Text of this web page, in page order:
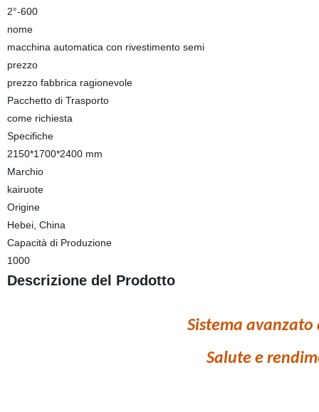
2°-600
nome
macchina automatica con rivestimento semi
prezzo
prezzo fabbrica ragionevole
Pacchetto di Trasporto
come richiesta
Specifiche
2150*1700*2400 mm
Marchio
kairuote
Origine
Hebei, China
Capacità di Produzione
1000
Descrizione del Prodotto
Sistema
Salute e